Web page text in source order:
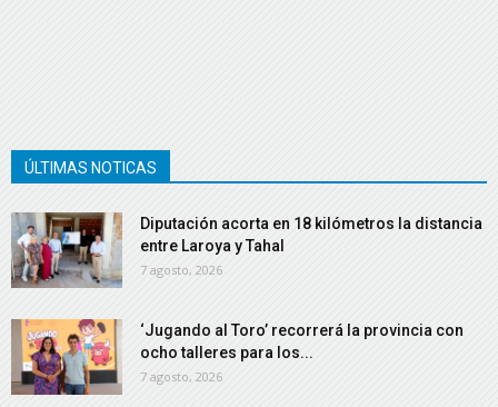
ÚLTIMAS NOTICAS
Diputación acorta en 18 kilómetros la distancia
entre Laroya y Tahal
7 agosto, 2026
‘Jugando al Toro’ recorrerá la provincia con
ocho talleres para los...
7 agosto, 2026